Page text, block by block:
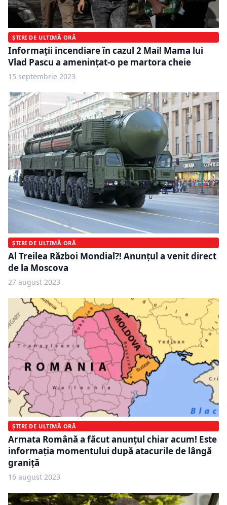
ȘTIRI DE ULTIMĂ ORĂ
Informații incendiare în cazul 2 Mai! Mama lui
Vlad Pascu a amenințat-o pe martora cheie
15 septembrie 2023
ȘTIRI DE ULTIMĂ ORĂ
Al Treilea Război Mondial?! Anunțul a venit direct
de la Moscova
27 august 2023
ȘTIRI DE ULTIMĂ ORĂ
Armata Română a făcut anunțul chiar acum! Este
informația momentului după atacurile de lângă
graniță
16 august 2023